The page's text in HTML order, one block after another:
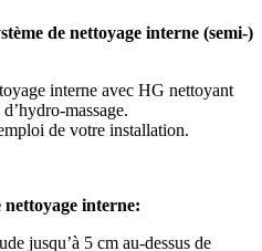
de nettoyage interne (semi-)
interne avec HG nettoyant
massage.
de votre installation.
nettoyage interne:
jusqu’à 5 cm au-dessus de